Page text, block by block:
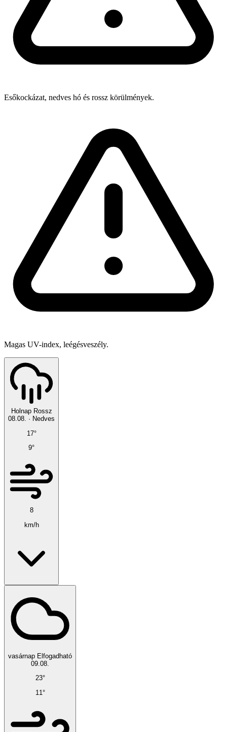
Esőkockázat, nedves hó és rossz körülmények.
Magas UV-index, leégésveszély.
Holnap Rossz
08.08. · Nedves
17°
9°
8
km/h
vasárnap Elfogadható
09.08.
23°
11°